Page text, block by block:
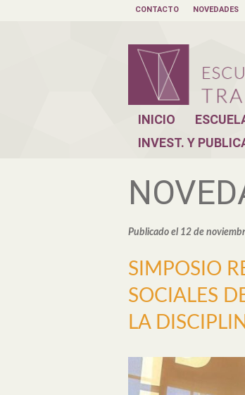
CONTACTO NOVEDADES
INICIO
INVEST. Y
Publicado el 12 de
SIMPOSIO
SOCIALES
LA